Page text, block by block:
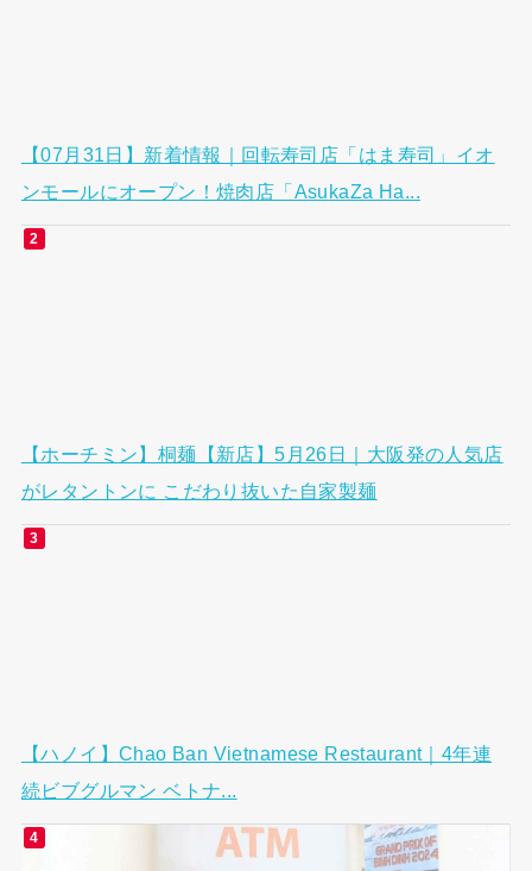
【07月31日】新着情報｜回転寿司店「はま寿司」イオ
ンモールにオープン！焼肉店「AsukaZa Ha...
がレタントンに こだわり抜いた自家製麺
続ビブグルマン ベトナ...